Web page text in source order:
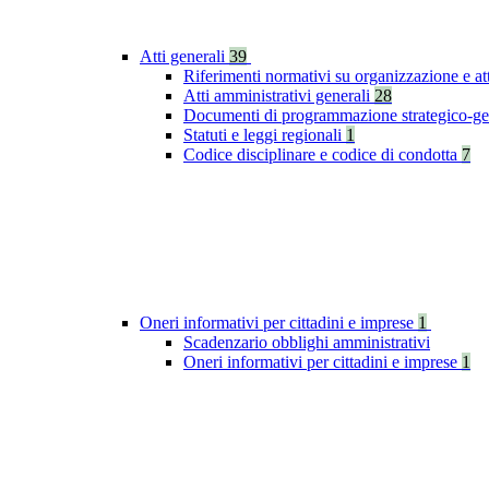
Atti generali 39
Riferimenti normativi su organizzazione e
Atti amministrativi generali 28
Documenti di programmazione strategico-
Statuti e leggi regionali 1
Codice disciplinare e codice di condotta 7
Oneri informativi per cittadini e imprese 1
Scadenzario obblighi amministrativi
Oneri informativi per cittadini e imprese 1